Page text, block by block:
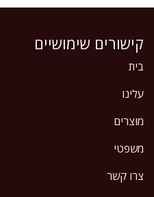
קישורים שימושיים
בית
עלינו
מוצרים
משפטי
צרו קשר